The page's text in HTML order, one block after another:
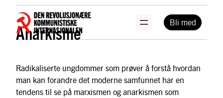
Hopp
innhold
Bli med
Anarkisme
Radikaliserte ungdommer som prøver å forstå hvordan
man kan forandre det moderne samfunnet har en
tendens til se på marxismen og anarkismen som